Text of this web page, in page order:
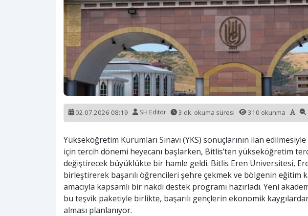
02.07.2026 08:19 SH Editör 3 dk. okuma süresi 310 okunma
Yükseköğretim Kurumları Sınavı (YKS) sonuçlarının ilan
için tercih dönemi heyecanı başlarken, Bitlis’ten yükseköğretim
değiştirecek büyüklükte bir hamle geldi. Bitlis Eren Üniversitesi,
birleştirerek başarılı öğrencileri şehre çekmek ve bölgenin eğitim
amacıyla kapsamlı bir nakdi destek programı hazırladı. Yeni
bu teşvik paketiyle birlikte, başarılı gençlerin ekonomik
alması planlanıyor.